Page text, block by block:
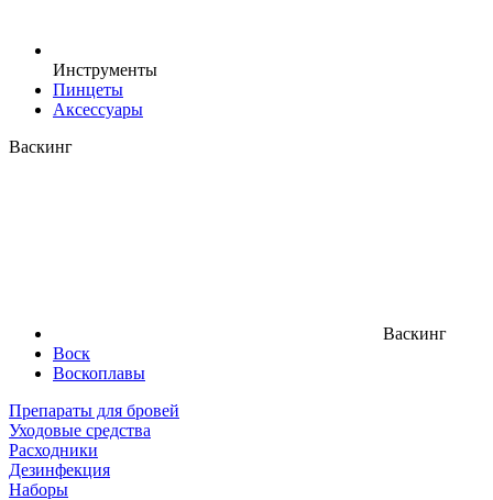
Инструменты
Пинцеты
Аксессуары
Васкинг
Васкинг
Воск
Воскоплавы
Препараты для бровей
Уходовые средства
Расходники
Дезинфекция
Наборы